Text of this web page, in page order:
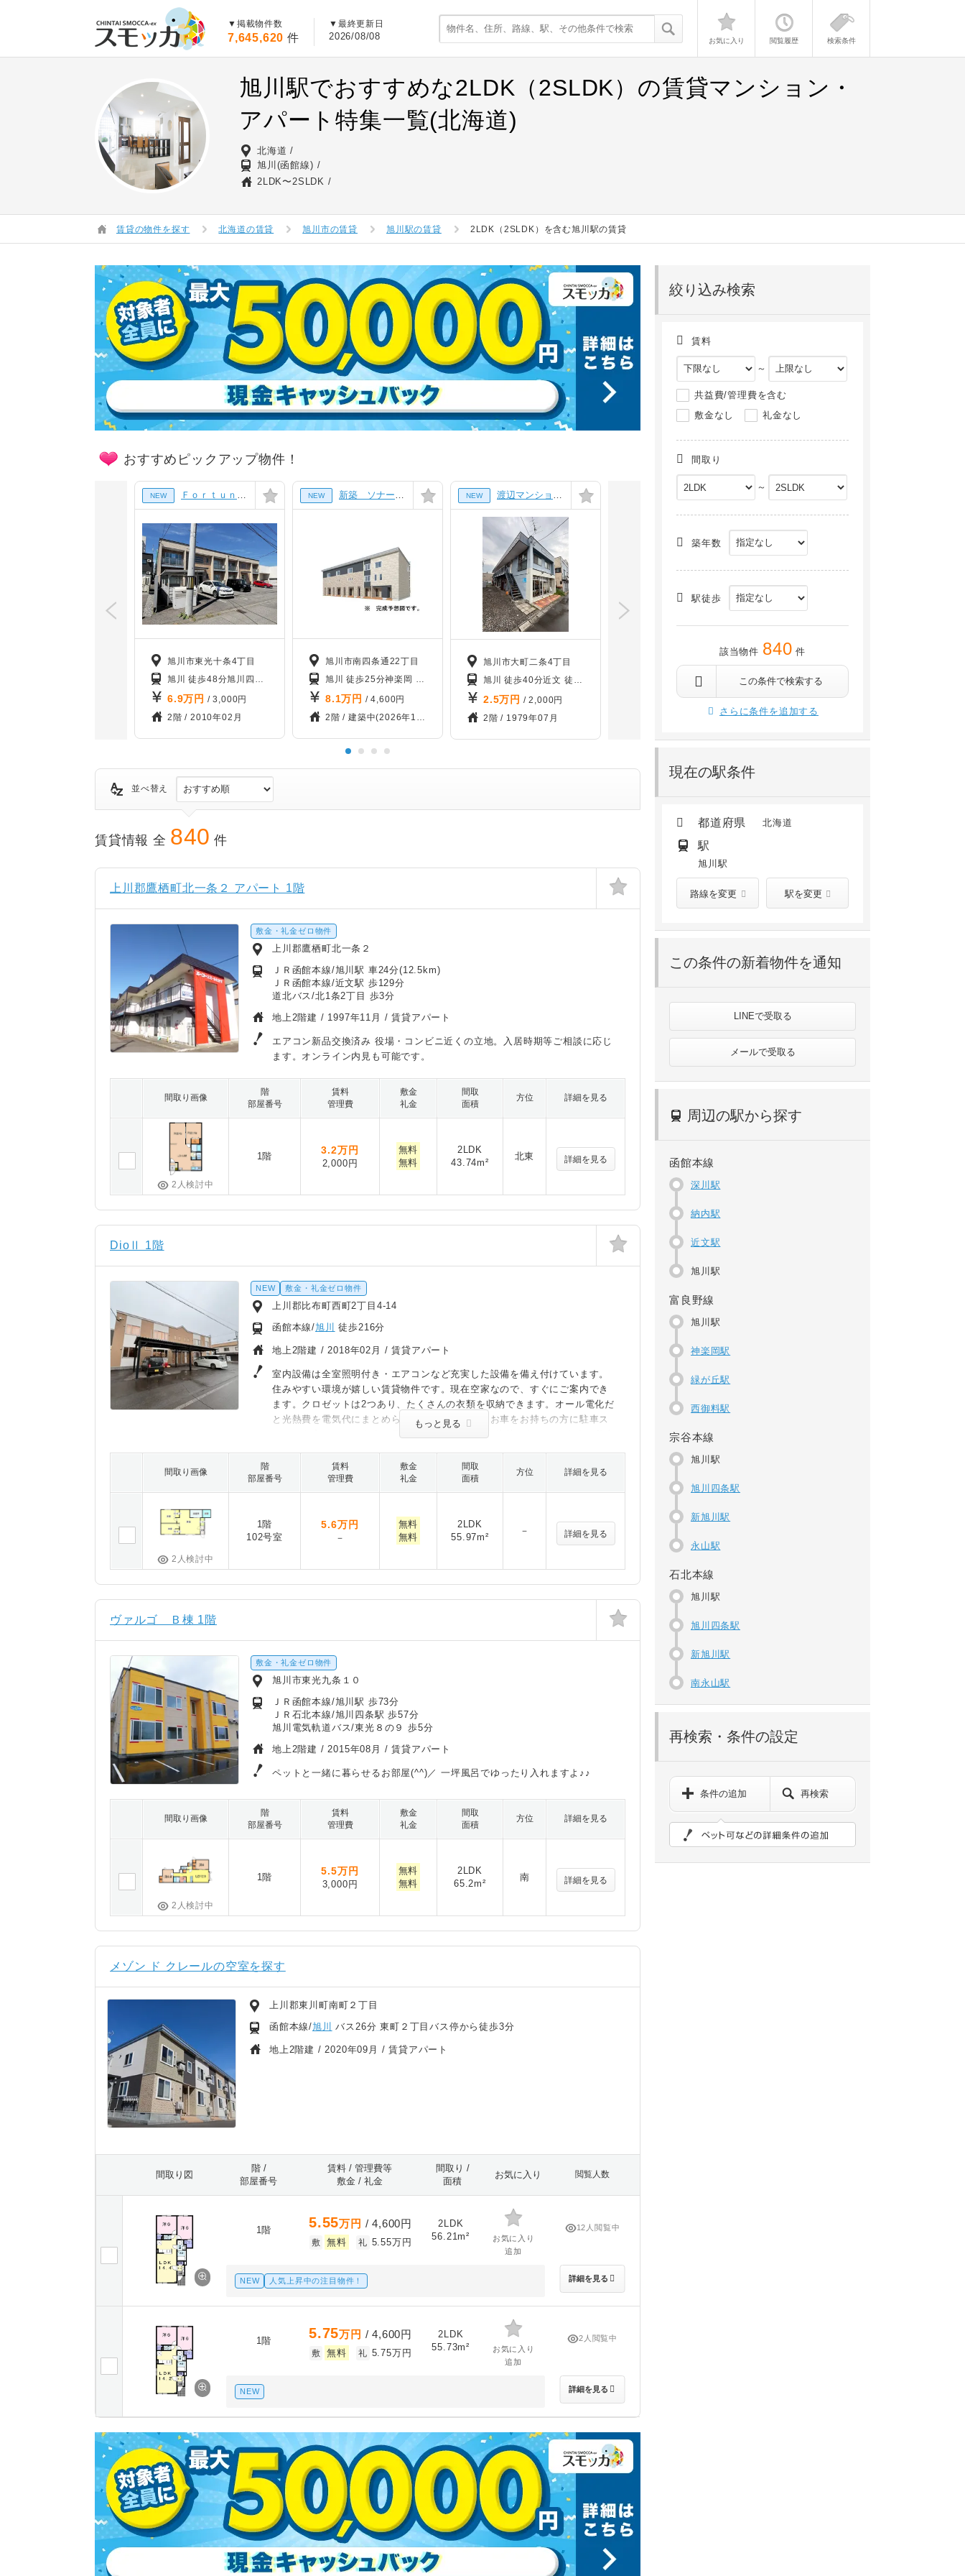
▼掲載物件数
7,645,620 件
▼最終更新日
2026/08/08 お気に入り 閲覧履歴 検索条件
旭川駅でおすすめな2LDK（2SLDK）の賃貸マンション・
アパート特集一覧(北海道)
北海道
旭川(函館線)
2LDK〜2SLDK
賃貸の物件を探す 北海道の賃貸 旭川市の賃貸 旭川駅の賃貸 2LDK（2SLDK）を含む旭川駅の賃貸
絞り込み検索
賃料
～
共益費/管理費を含む
敷金なし
礼金なし
間取り
～
築年数
駅徒歩
該当物件 840 件
この条件で検索する
さらに条件を追加する
現在の駅条件
都道府県 北海道
駅
旭川駅
路線を変更 駅を変更
この条件の新着物件を通知
LINEで受取る
メールで受取る
周辺の駅から探す
函館本線
深川駅
納内駅
近文駅
旭川駅
富良野線
旭川駅
神楽岡駅
緑が丘駅
西御料駅
宗谷本線
旭川駅
旭川四条駅
新旭川駅
永山駅
石北本線
旭川駅
旭川四条駅
新旭川駅
南永山駅
再検索・条件の設定
条件の追加 再検索
おすすめピックアップ物件！
NEW ＦｏｒｔｕｎａⅡ[201号室]
旭川市東光十条4丁目
旭川 徒歩48分旭川四条 徒歩43分 石北本線 新旭川 5.4km
6.9万円 / 3,000円
2階 / 2010年02月
NEW 新築 ソナーレⅡ[2階]
旭川市南四条通22丁目
旭川 徒歩25分神楽岡 徒歩33分 宗谷本線 旭川四条 1.6km
8.1万円 / 4,600円
2階 / 建築中(2026年10月)
NEW 渡辺マンション[202号室]
旭川市大町二条4丁目
旭川 徒歩40分近文 徒歩50分 石北本線 新旭川 2.2km
2.5万円 / 2,000円
2階 / 1979年07月
旭川 徒歩20分神楽岡 徒歩17分
4.4万円/ 1,000円
2階 /1990年10月
並べ替え
賃貸情報 全 840 件
上川郡鷹栖町北一条２ アパート 1階
敷金・礼金ゼロ物件
上川郡鷹栖町北一条２
ＪＲ函館本線/旭川駅 車24分(12.5km)
ＪＲ函館本線/近文駅 歩129分
道北バス/北1条2丁目 歩3分
地上2階建 / 1997年11月 / 賃貸アパート
エアコン新品交換済み 役場・コンビニ近くの立地。入居時期等ご相談に応じ
ます。オンライン内見も可能です。
間取り画像
階
部屋番号
賃料
管理費
敷金
礼金
間取
面積
方位 詳細を見る
2人検討中
1階
3.2万円
2,000円
無料
無料
2LDK
43.74m²
北東 詳細を見る
DioⅡ 1階
NEW 敷金・礼金ゼロ物件
上川郡比布町西町2丁目4-14
函館本線/旭川 徒歩216分
地上2階建 /2018年02月 / 賃貸アパート
室内設備は全室照明付き・エアコンなど充実した設備を備え付けています。
住みやすい環境が嬉しい賃貸物件です。現在空家なので、すぐにご案内でき
ます。クロゼットは2つあり、たくさんの衣類を収納できます。オール電化だ
と光熱費を電気代にまとめられて管理が楽です。お車をお持ちの方に駐車ス
ペースを空けております。築8年の設備が充実した物件となっています。敷金
もっと見る
間取り画像
階
部屋番号
賃料
管理費
敷金
礼金
間取
面積
方位 詳細を見る
2人検討中
1階
102号室
5.6万円
－
無料
無料
2LDK
55.97m²
－ 詳細を見る
ヴァルゴ Ｂ棟 1階
敷金・礼金ゼロ物件
旭川市東光九条１０
ＪＲ函館本線/旭川駅 歩73分
ＪＲ石北本線/旭川四条駅 歩57分
旭川電気軌道バス/東光８の９ 歩5分
地上2階建 /2015年08月 / 賃貸アパート
ペットと一緒に暮らせるお部屋(^^)／ 一坪風呂でゆったり入れますよ♪♪
間取り画像
階
部屋番号
賃料
管理費
敷金
礼金
間取
面積
方位 詳細を見る
2人検討中
1階
5.5万円
3,000円
無料
無料
2LDK
65.2m²
南 詳細を見る
メゾン ド クレールの空室を探す
上川郡東川町南町２丁目
函館本線/旭川 バス26分 東町２丁目バス停から徒歩3分
地上2階建 /2020年09月 / 賃貸アパート
間取り図
階 /
部屋番号
賃料 / 管理費等
敷金 / 礼金
間取り /
面積
お気に入り 閲覧人数
1階 5.55万円 / 4,600円
敷 無料 礼 5.55万円
2LDK
56.21m²
お気に入り
追加
NEW 人気上昇中の注目物件！
12人閲覧中
詳細を見る
1階 5.75万円 / 4,600円
敷 無料 礼 5.75万円
2LDK
55.73m²
お気に入り
追加
NEW
2人閲覧中
詳細を見る